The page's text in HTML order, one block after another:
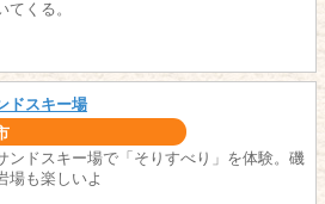
てくる。
ドスキー場
ンドスキー場で「そりすべり」を体験。磯
場も楽しいよ